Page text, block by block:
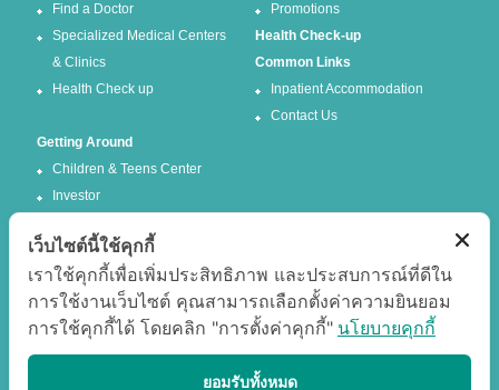
Find a Doctor
Specialized Medical Centers
& Clinics
Health Check up
Promotions
Health Check-up
Common Links
Inpatient Accommodation
Contact Us
Getting Around
Children & Teens Center
Investor
Facebook Twitter
เว็บไซต์นี้ใช้คุกกี้
เราใช้คุกกี้เพื่อเพิ่มประสิทธิภาพ และประสบการณ์ที่ดีใน
การใช้งานเว็บไซต์ คุณสามารถเลือกตั้งค่าความยินยอม
การใช้คุกกี้ได้ โดยคลิก "การตั้งค่าคุกกี้" นโยบายคุกกี้
ยอมรับทั้งหมด